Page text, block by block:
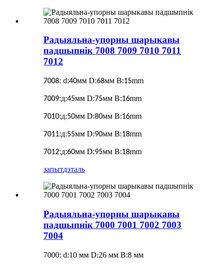
Радыяльна-упорны шарыкавы
падшыпнік 7008 7009 7010 7011
7012
7008: d:40мм D:68мм B:15mm
7009:д:45мм D:75мм B:16mm
7010:д:50мм D:80мм B:16mm
7011:д:55мм D:90мм B:18mm
7012:д:60мм D:95мм B:18mm
запытдэталь
Радыяльна-упорны шарыкавы
падшыпнік 7000 7001 7002 7003
7004
7000: d:10 мм D:26 мм B:8 мм